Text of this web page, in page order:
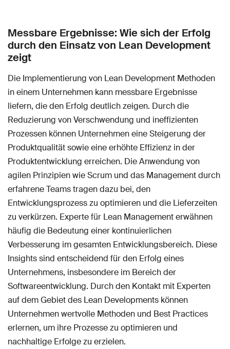
Messbare Ergebnisse: Wie sich der Erfolg
durch den Einsatz von Lean Development
zeigt
Die Implementierung von Lean Development Methoden
in einem Unternehmen kann messbare Ergebnisse
liefern, die den Erfolg deutlich zeigen. Durch die
Reduzierung von Verschwendung und ineffizienten
Prozessen können Unternehmen eine Steigerung der
Produktqualität sowie eine erhöhte Effizienz in der
Produktentwicklung erreichen. Die Anwendung von
agilen Prinzipien wie Scrum und das Management durch
erfahrene Teams tragen dazu bei, den
Entwicklungsprozess zu optimieren und die Lieferzeiten
zu verkürzen. Experte für Lean Management erwähnen
häufig die Bedeutung einer kontinuierlichen
Verbesserung im gesamten Entwicklungsbereich. Diese
Insights sind entscheidend für den Erfolg eines
Unternehmens, insbesondere im Bereich der
Softwareentwicklung. Durch den Kontakt mit Experten
auf dem Gebiet des Lean Developments können
Unternehmen wertvolle Methoden und Best Practices
erlernen, um ihre Prozesse zu optimieren und
nachhaltige Erfolge zu erzielen.